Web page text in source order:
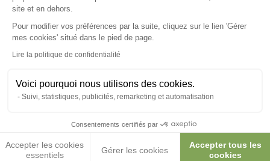
site et en dehors.
Pour modifier vos préférences par la suite, cliquez sur le lien 'Gérer
mes cookies' situé dans le pied de page.
Lire la politique de confidentialité
Voici pourquoi nous utilisons des cookies.
Suivi, statistiques, publicités, remarketing et automatisation
Consentements certifiés par
Accepter les cookies
essentiels
Gérer les cookies
Accepter tous les
cookies
Axeptio consent